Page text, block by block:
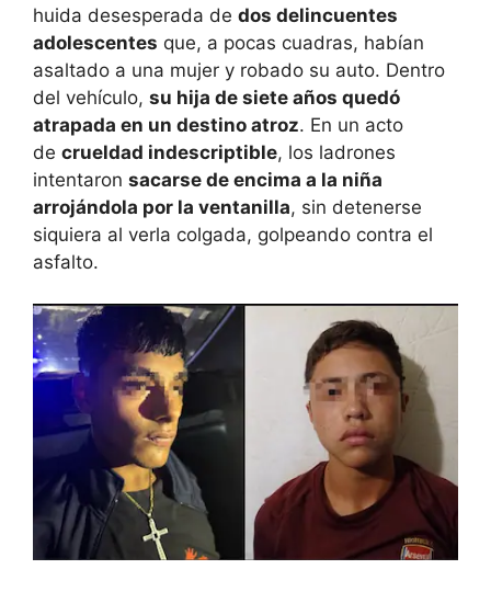
huida desesperada de dos delincuentes
adolescentes que, a pocas cuadras, habían
asaltado a una mujer y robado su auto. Dentro
del vehículo, su hija de siete años quedó
atrapada en un destino atroz. En un acto
de crueldad indescriptible, los ladrones
intentaron sacarse de encima a la niña
arrojándola por la ventanilla, sin detenerse
siquiera al verla colgada, golpeando contra el
asfalto.